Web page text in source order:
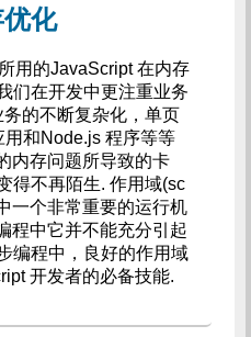
化
用的JavaScript 在内存
们在开发中更注重业务
的不断复杂化，单页
和Node.js 程序等等
内存问题所导致的卡
得不再陌生. 作用域(sc
一个非常重要的运行机
程中它并不能充分引起
编程中，良好的作用域
开发者的必备技能.